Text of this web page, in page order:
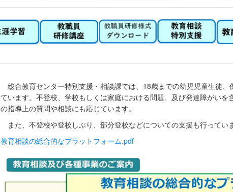
総合教育センター特別支援・相談課では、18歳までの幼児児童生徒
ています。不登校、学校もしくは家庭における問題、及び発達障がい
の指導上の質問や相談にも応じています。
また、不登校や登校しぶり、部分登校などについての支援も行ってい
教育相談の総合的なプラットフォーム.pdf